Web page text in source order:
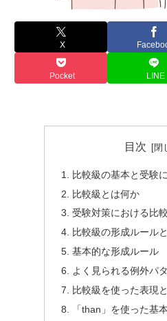
X
Pocket LINE
目次
比較級の基本と受験
比較級とは何か
受験対策における比
比較級の形成ルール
基本的な形成ルール
よく見られる例外パ
比較級を使った表現
「than」を使った基